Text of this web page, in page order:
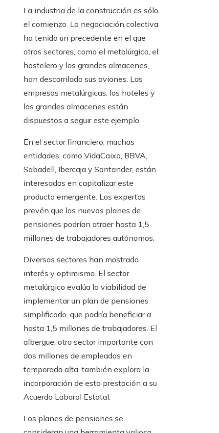
La industria de la construcción es sólo
el comienzo. La negociación colectiva
ha tenido un precedente en el que
otros sectores, como el metalúrgico, el
hostelero y los grandes almacenes,
han descarrilado sus aviones. Las
empresas metalúrgicas, los hoteles y
los grandes almacenes están
dispuestos a seguir este ejemplo.
En el sector financiero, muchas
entidades, como VidaCaixa, BBVA,
Sabadell, Ibercaja y Santander, están
interesadas en capitalizar este
producto emergente. Los expertos
prevén que los nuevos planes de
pensiones podrían atraer hasta 1,5
millones de trabajadores autónomos.
Diversos sectores han mostrado
interés y optimismo. El sector
metalúrgico evalúa la viabilidad de
implementar un plan de pensiones
simplificado, que podría beneficiar a
hasta 1,5 millones de trabajadores. El
albergue, otro sector importante con
dos millones de empleados en
temporada alta, también explora la
incorporación de esta prestación a su
Acuerdo Laboral Estatal.
Los planes de pensiones se